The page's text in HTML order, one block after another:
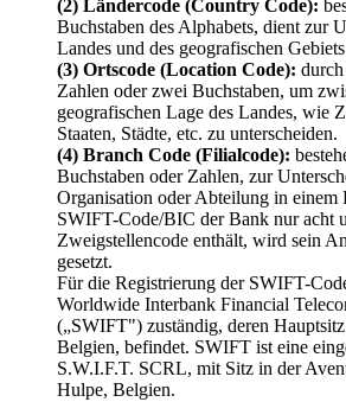
(2) Ländercode (Country Code):
Buchstaben des Alphabets, dient zur
Landes und des geografischen
(3) Ortscode (Location Code):
Zahlen oder zwei Buchstaben, um
geografischen Lage des Landes, wie
Staaten, Städte, etc. zu unterscheiden.
(4) Branch Code (Filialcode):
Buchstaben oder Zahlen, zur
Organisation oder Abteilung in einem
SWIFT-Code/BIC der Bank nur acht
Zweigstellencode enthält, wird sein
gesetzt.
Für die Registrierung der SWIFT-
Worldwide Interbank Financial
(„SWIFT") zuständig, deren
Belgien, befindet. SWIFT ist eine
S.W.I.F.T. SCRL, mit Sitz in der
Hulpe, Belgien.